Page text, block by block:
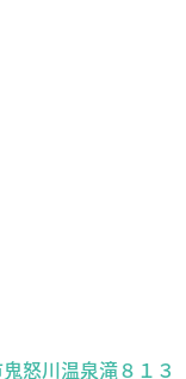
怒川温泉滝８１３